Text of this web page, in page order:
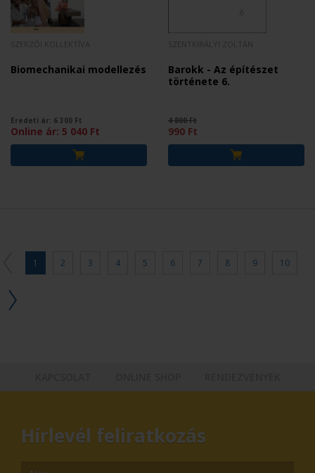
Biomechanikai modellezés
Eredeti ár: 6 300 Ft
Online ár: 5 040 Ft
Barokk - Az építészet
története 6.
4 800 Ft
990 Ft
1 2 3 4 5 6 7 8 9 10
Hírlevél feliratkozás